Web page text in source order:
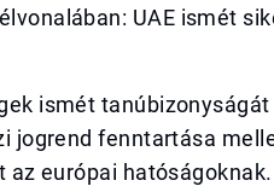
UAE ismét
ismét
jogrend fenntartása
európai